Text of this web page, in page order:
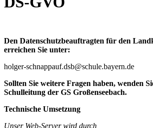
Den Datenschutzbeauftragten für den
erreichen Sie unter:
holger-schnappauf.dsb@schule.bayern.de
Sollten Sie weitere Fragen haben, wenden
Schulleitung der GS Großenseebach.
Technische Umsetzung
Unser Web-Server wird durch